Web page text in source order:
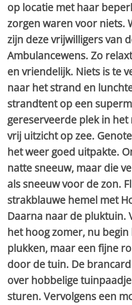
op locatie met haar
zorgen waren voor niets.
zijn deze vrijwilligers van
Ambulancewens. Zo
en vriendelijk. Niets is te
naar het strand en
strandtent op een
gereserveerde plek in
vrij uitzicht op zee.
het weer goed uitpakte.
natte sneeuw, maar die
als sneeuw voor de zon.
strakblauwe hemel met
Daarna naar de pluktuin.
het hoog zomer, nu
plukken, maar een fijne
door de tuin. De
over hobbelige
sturen. Vervolgens een